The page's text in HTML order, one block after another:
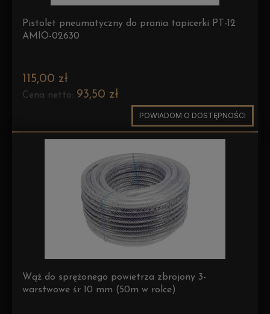
Pistolet pneumatyczny do prania tapicerki PT-12
AMIO-02630
115,00 zł
Cena netto: 93,50 zł
POWIADOM O DOSTĘPNOŚCI
Wąż do sprężonego powietrza zbrojony 3-
warstwowe śr 10 mm (50m w rolce)